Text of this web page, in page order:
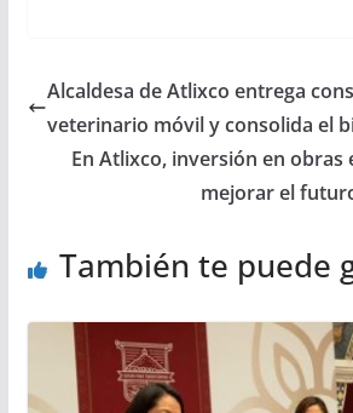
Alcaldesa de Atlixco entrega
veterinario móvil y consolida el
En Atlixco, inversión en obras
mejorar el
También te puede